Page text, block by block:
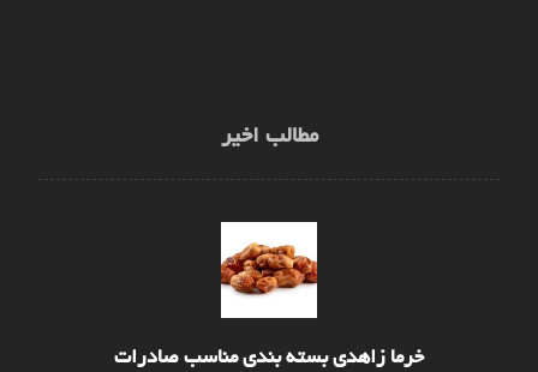
مطالب اخیر
خرما زاهدی بسته بندی مناسب صادرات